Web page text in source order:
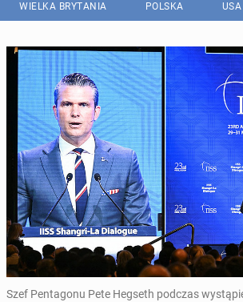
WIELKA BRYTANIA POLSKA USA
Szef Pentagonu Pete Hegseth podczas